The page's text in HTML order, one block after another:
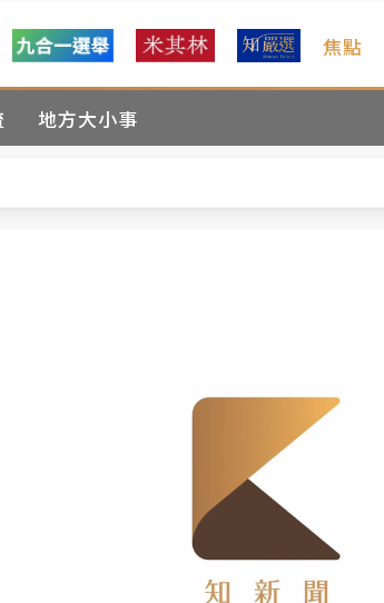
焦點
地方大小事
宿新北打卡趣」！抽獎程序複雜 觀旅局回應
加董事人數！辜仲諒向法院聲請遭駁 理由曝
宿新北打卡趣」！抽獎程序複雜 觀旅局回應
加董事人數！辜仲諒向法院聲請遭駁 理由曝
第2檔！今線上預約開賣一度塞車 周六起展
渡假村！東檢抗告成功 今重開羈押庭